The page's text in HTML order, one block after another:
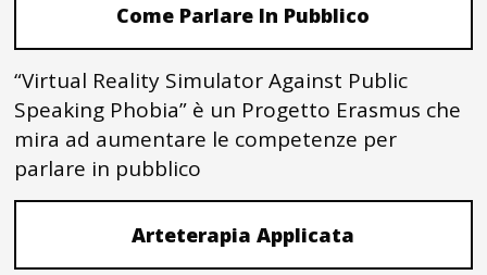
Come Parlare In Pubblico
“Virtual Reality Simulator Against Public
Speaking Phobia” è un Progetto Erasmus che
mira ad aumentare le competenze per
parlare in pubblico
Arteterapia Applicata